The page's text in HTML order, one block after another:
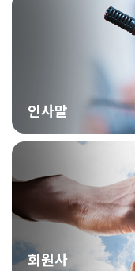
인사말
회원사